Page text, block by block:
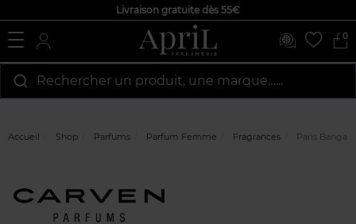
Livraison gratuite dès 55€
0
Rechercher un produit, une marque…...
Accueil Shop Parfums Parfum Femme Fragrances Paris